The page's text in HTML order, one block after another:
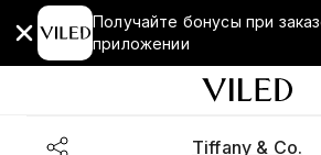
Получайте бонусы при
приложении
Tiffany & Co.